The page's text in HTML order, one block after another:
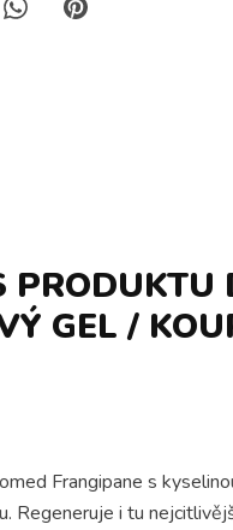
PRODUKTU
GEL /
Frangipane s
Regeneruje i tu